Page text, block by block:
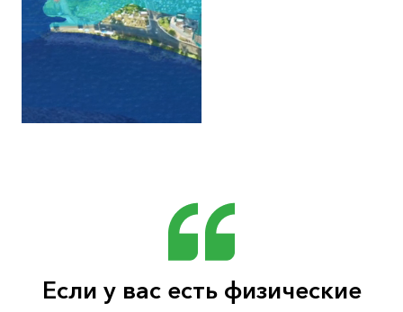
Если у вас есть физические